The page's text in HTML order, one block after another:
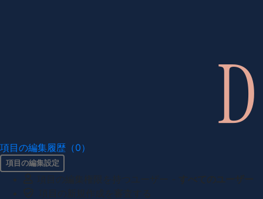
項目の編集履歴（0）
項目の編集設定